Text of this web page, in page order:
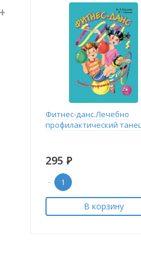
Фитнес-данс.Лечебно
профилактический
295 Р
-
В корзину